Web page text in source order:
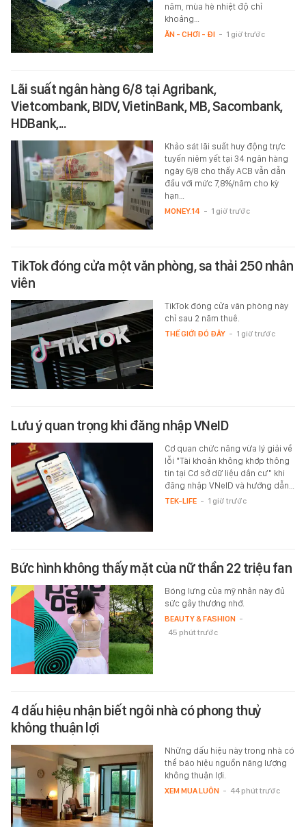
năm, mùa hè nhiệt độ chỉ
khoảng…
ĂN - CHƠI - ĐI - 1 giờ trước
Lãi suất ngân hàng 6/8 tại Agribank,
Vietcombank, BIDV, VietinBank, MB, Sacombank,
HDBank,...
Khảo sát lãi suất huy động trực
tuyến niêm yết tại 34 ngân hàng
ngày 6/8 cho thấy ACB vẫn dẫn
đầu với mức 7,8%/năm cho kỳ
hạn…
MONEY.14 - 1 giờ trước
TikTok đóng cửa một văn phòng, sa thải 250 nhân
viên
TikTok đóng cửa văn phòng này
chỉ sau 2 năm thuê.
THẾ GIỚI ĐÓ ĐÂY - 1 giờ trước
Lưu ý quan trọng khi đăng nhập VNeID
Cơ quan chức năng vừa lý giải về
lỗi "Tài khoản không khớp thông
tin tại Cơ sở dữ liệu dân cư" khi
đăng nhập VNeID và hướng dẫn…
TEK-LIFE - 1 giờ trước
Bức hình không thấy mặt của nữ thần 22 triệu fan
Bóng lưng của mỹ nhân này đủ
sức gây thương nhớ.
BEAUTY & FASHION -
45 phút trước
4 dấu hiệu nhận biết ngôi nhà có phong thuỷ
không thuận lợi
Những dấu hiệu này trong nhà có
thể báo hiệu nguồn năng lượng
không thuận lợi.
XEM MUA LUÔN - 44 phút trước